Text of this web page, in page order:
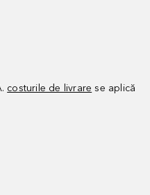
costurile de livrare se aplică